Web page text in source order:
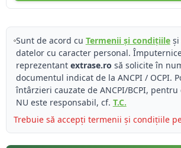
Sunt de acord cu Termenii și condițiileși
datelor cu caracter personal.
reprezentant extrase.ro să solicite în
documentul indicat de la ANCPI / OCPI.
întârzieri cauzate de ANCPI/BCPI, pentru
NU este responsabil, cf. T.C.
Trebuie să accepți termenii și condițiile